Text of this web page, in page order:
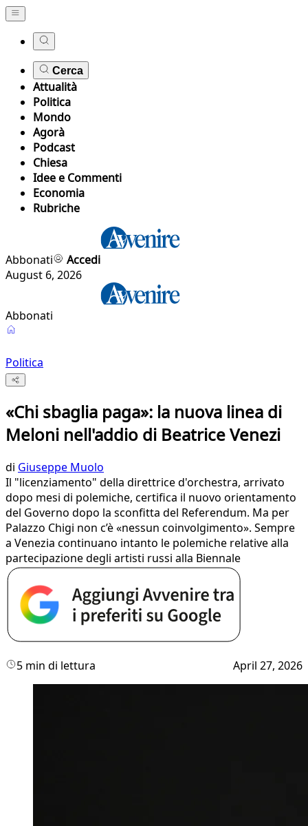
Cerca
Attualità
Politica
Mondo
Agorà
Podcast
Chiesa
Idee e Commenti
Economia
Rubriche
Abbonati
Accedi
August 6, 2026
Abbonati
Politica
«Chi sbaglia paga»: la nuova linea di
Meloni nell'addio di Beatrice Venezi
di Giuseppe Muolo
Il "licenziamento" della direttrice d'orchestra, arrivato
dopo mesi di polemiche, certifica il nuovo orientamento
del Governo dopo la sconfitta del Referendum. Ma per
Palazzo Chigi non c’è «nessun coinvolgimento». Sempre
a Venezia continuano intanto le polemiche relative alla
partecipazione degli artisti russi alla Biennale
5 min di lettura April 27, 2026